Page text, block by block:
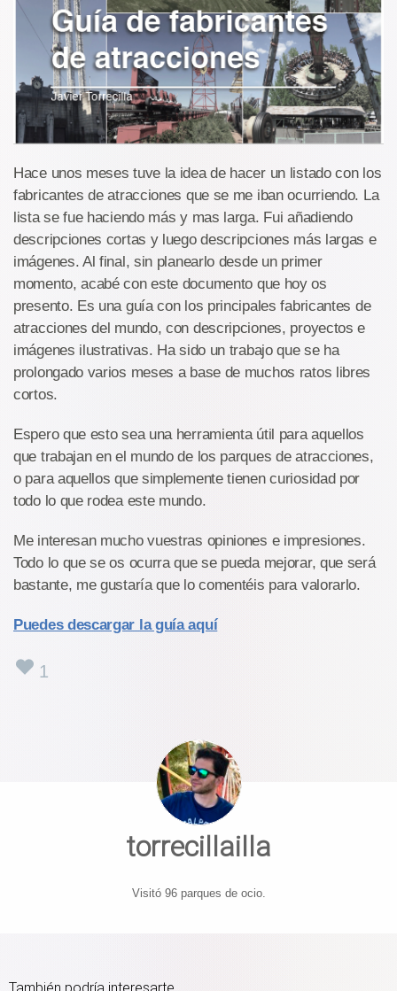
Hace unos meses tuve la idea de hacer un listado con los
fabricantes de atracciones que se me iban ocurriendo. La
lista se fue haciendo más y mas larga. Fui añadiendo
descripciones cortas y luego descripciones más largas e
imágenes. Al final, sin planearlo desde un primer
momento, acabé con este documento que hoy os
presento. Es una guía con los principales fabricantes de
atracciones del mundo, con descripciones, proyectos e
imágenes ilustrativas. Ha sido un trabajo que se ha
prolongado varios meses a base de muchos ratos libres
cortos.
Espero que esto sea una herramienta útil para aquellos
que trabajan en el mundo de los parques de atracciones,
o para aquellos que simplemente tienen curiosidad por
todo lo que rodea este mundo.
Me interesan mucho vuestras opiniones e impresiones.
Todo lo que se os ocurra que se pueda mejorar, que será
bastante, me gustaría que lo comentéis para valorarlo.
Puedes descargar la guía aquí
1
torrecillailla
Visitó 96 parques de ocio.